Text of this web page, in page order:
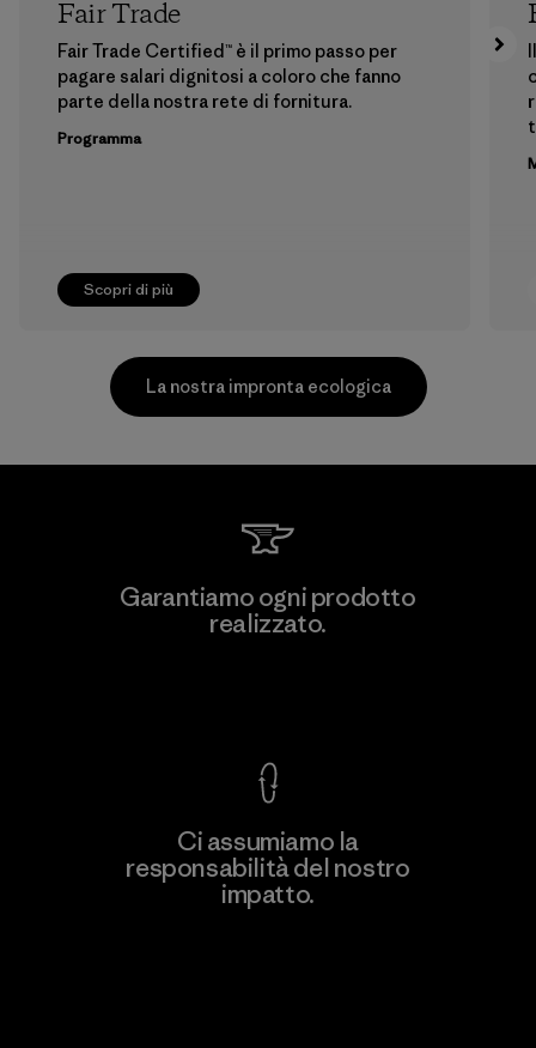
Scopri di più
Fair Trade
Fair Trade Certified™ è il primo passo per
pagare salari dignitosi a coloro che fanno
parte della nostra rete di fornitura.
Programma
Scopri di più
Downlite
La nostra impronta ecologica
Garantiamo ogni prodotto
realizzato.
Ci assumiamo la
responsabilità del nostro
impatto.